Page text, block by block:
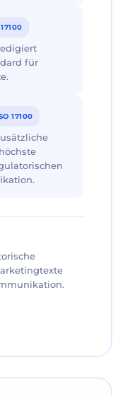
für
17100